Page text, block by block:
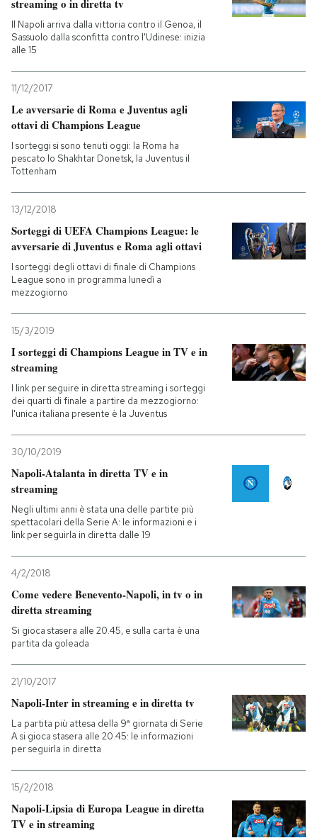
streaming o in diretta tv
Il Napoli arriva dalla vittoria contro il Genoa, il
Sassuolo dalla sconfitta contro l'Udinese: inizia
alle 15
11/12/2017
Le avversarie di Roma e Juventus agli
ottavi di Champions League
I sorteggi si sono tenuti oggi: la Roma ha
pescato lo Shakhtar Donetsk, la Juventus il
Tottenham
13/12/2018
Sorteggi di UEFA Champions League: le
avversarie di Juventus e Roma agli ottavi
I sorteggi degli ottavi di finale di Champions
League sono in programma lunedì a
mezzogiorno
15/3/2019
I sorteggi di Champions League in TV e in
streaming
I link per seguire in diretta streaming i sorteggi
dei quarti di finale a partire da mezzogiorno:
l'unica italiana presente è la Juventus
30/10/2019
Napoli-Atalanta in diretta TV e in
streaming
Negli ultimi anni è stata una delle partite più
spettacolari della Serie A: le informazioni e i
link per seguirla in diretta dalle 19
4/2/2018
Come vedere Benevento-Napoli, in tv o in
diretta streaming
Si gioca stasera alle 20.45, e sulla carta è una
partita da goleada
21/10/2017
Napoli-Inter in streaming e in diretta tv
La partita più attesa della 9ª giornata di Serie
A si gioca stasera alle 20.45: le informazioni
per seguirla in diretta
15/2/2018
Napoli-Lipsia di Europa League in diretta
TV e in streaming